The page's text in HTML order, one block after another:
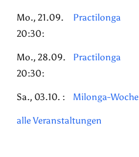
Mo., 21.09.
20:30:
Practilonga
Mo., 28.09.
20:30:
Practilonga
Sa., 03.10. : Milonga-
alle Veranstaltungen